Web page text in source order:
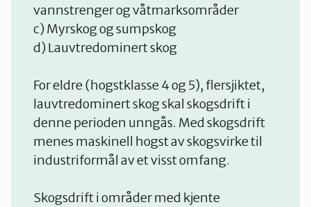
vannstrenger og våtmarksområder
c) Myrskog og sumpskog
d) Lauvtredominert skog
For eldre (hogstklasse 4 og 5), flersjiktet,
lauvtredominert skog skal skogsdrift i
denne perioden unngås. Med skogsdrift
menes maskinell hogst av skogsvirke til
industriformål av et visst omfang.
Skogsdrift i områder med kjente